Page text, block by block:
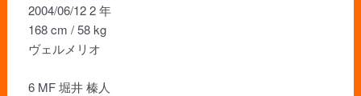
2004/06/12 2 年
168 cm / 58 kg
ヴェルメリオ
6 MF 堀井 榛人